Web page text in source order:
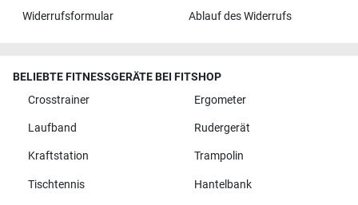
Widerrufsformular Ablauf des Widerrufs
BELIEBTE FITNESSGERÄTE BEI FITSHOP
Crosstrainer
Ergometer
Laufband Rudergerät
Kraftstation Trampolin
Tischtennis Hantelbank